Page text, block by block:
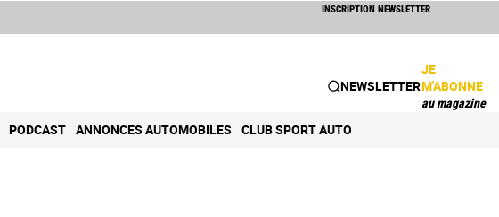
INSCRIPTION NEWSLETTER
NEWSLETTER
JE
M'ABONNE
au magazine
PODCAST ANNONCES AUTOMOBILES CLUB SPORT AUTO